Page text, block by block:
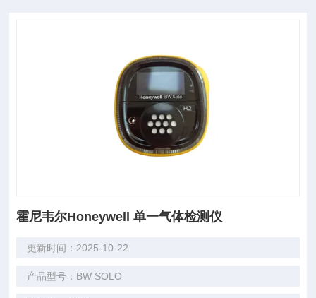
霍尼韦尔Honeywell 单一气体检测仪
更新时间：2025-10-22
产品型号：BW SOLO